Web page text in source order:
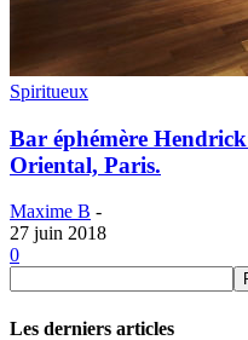
Spiritueux
Bar éphémère
Oriental, Paris.
Maxime B -
27 juin 2018
0
Les derniers articles